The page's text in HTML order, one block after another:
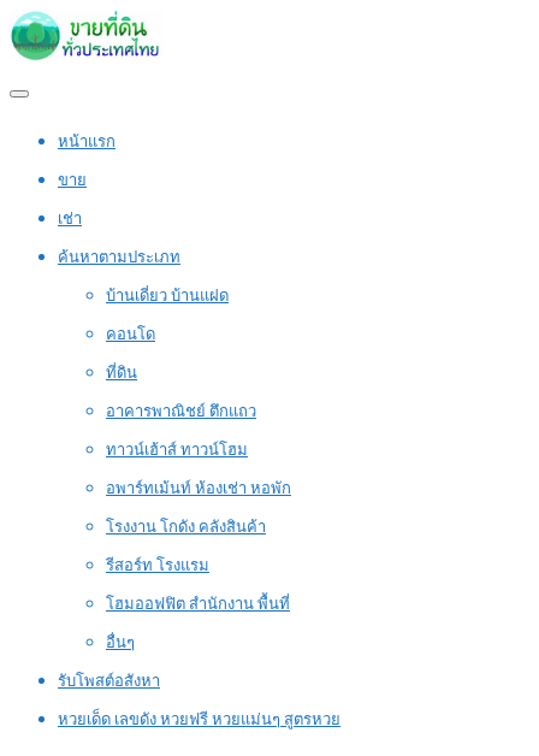
หน้าแรก
ขาย
เช่า
ค้นหาตามประเภท
บ้านเดี่ยว บ้านแฝด
คอนโด
ที่ดิน
อาคารพาณิชย์ ตึกแถว
ทาวน์เฮ้าส์ ทาวน์โฮม
อพาร์ทเม้นท์ ห้องเช่า หอพัก
โรงงาน โกดัง คลังสินค้า
รีสอร์ท โรงแรม
โฮมออฟฟิต สำนักงาน พื้นที่
อื่นๆ
รับโพสต์อสังหา
หวยเด็ด เลขดัง หวยฟรี หวยแม่นๆ สูตรหวย